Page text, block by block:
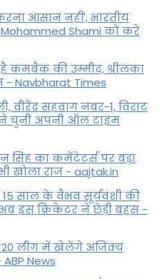
आसान नहीं', भारतीय
Shami को करे
कमबैक की उम्मीद, श्रीलंका
Navbharat Times
वीरेंद्र सहवाग नंबर-1, विराट
ने चुनी अपनी ऑल टाइम
सिंह का कमेंटेटर्स पर बड़ा
खोला राज - aajtak.in
15 साल के वैभव सूर्यवंशी की
इस क्रिकेटर ने छेड़ी बहस -
लीग में खेलेंगे अजिंक्य
News